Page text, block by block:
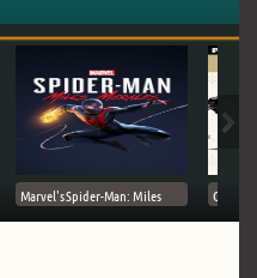
Marvel's Spider-Man: Miles Ghost